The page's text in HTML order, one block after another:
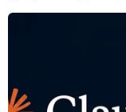
Sản phụ ở